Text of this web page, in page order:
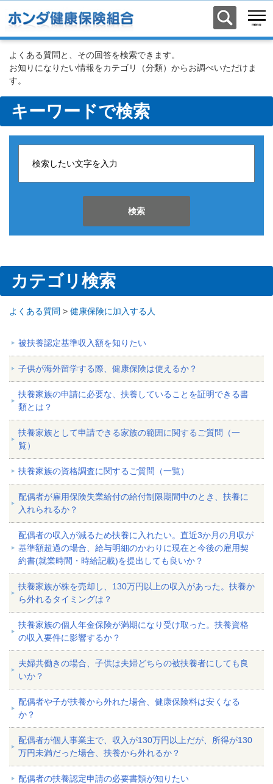
よくある質問と、その回答を検索できます。
お知りになりたい情報をカテゴリ（分類）からお調べいただけま
す。
キーワードで検索
検索
カテゴリ検索
よくある質問 > 健康保険に加入する人
被扶養認定基準収入額を知りたい
子供が海外留学する際、健康保険は使えるか？
扶養家族の申請に必要な、扶養していることを証明できる書
類とは？
扶養家族として申請できる家族の範囲に関するご質問（一
覧）
扶養家族の資格調査に関するご質問（一覧）
配偶者が雇用保険失業給付の給付制限期間中のとき、扶養に
入れられるか？
配偶者の収入が減るため扶養に入れたい。直近3か月の月収が
基準額超過の場合、給与明細のかわりに現在と今後の雇用契
約書(就業時間・時給記載)を提出しても良いか？
扶養家族が株を売却し、130万円以上の収入があった。扶養か
ら外れるタイミングは？
扶養家族の個人年金保険が満期になり受け取った。扶養資格
の収入要件に影響するか？
夫婦共働きの場合、子供は夫婦どちらの被扶養者にしても良
いか？
配偶者や子が扶養から外れた場合、健康保険料は安くなる
か？
配偶者が個人事業主で、収入が130万円以上だが、所得が130
万円未満だった場合、扶養から外れるか？
配偶者の扶養認定申請の必要書類が知りたい